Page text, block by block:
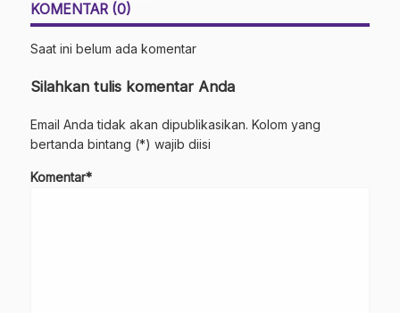
KOMENTAR (0)
Saat ini belum ada komentar
Silahkan tulis komentar Anda
Email Anda tidak akan dipublikasikan. Kolom yang
bertanda bintang (*) wajib diisi
Komentar*